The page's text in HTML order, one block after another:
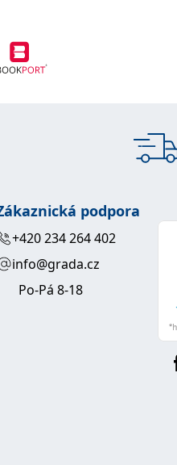
podpora
+420 234 264 402
info@grada.cz
Po-Pá 8-18